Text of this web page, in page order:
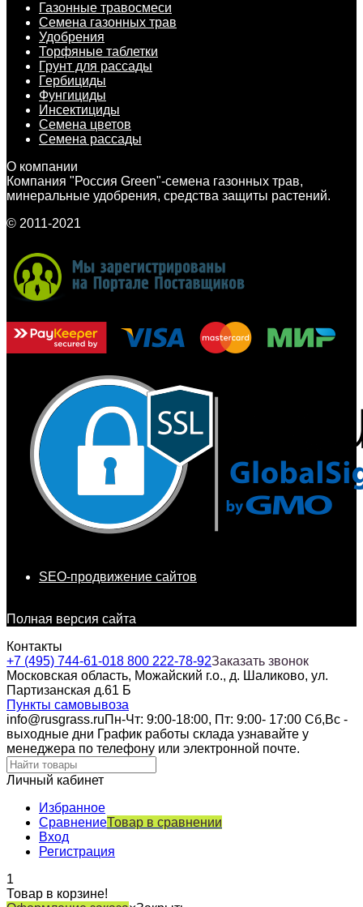
Газонные травосмеси
Семена газонных трав
Удобрения
Торфяные таблетки
Грунт для рассады
Гербициды
Фунгициды
Инсектициды
Семена цветов
Семена рассады
О компании
Компания "Россия Green"-семена газонных трав,
минеральные удобрения, средства защиты растений.
© 2011-2021
SEO-продвижение сайтов
Полная версия сайта
Контакты
+7 (495) 744-61-018 800 222-78-92Заказать звонок
Московская область, Можайский г.о., д. Шаликово, ул.
Партизанская д.61 Б
Пункты самовывоза
info@rusgrass.ruПн-Чт: 9:00-18:00, Пт: 9:00- 17:00 Сб,Вс -
выходные дни График работы склада узнавайте у
менеджера по телефону или электронной почте.
Личный кабинет
Избранное
СравнениеТовар в сравнении
Вход
Регистрация
1
Товар в корзине!